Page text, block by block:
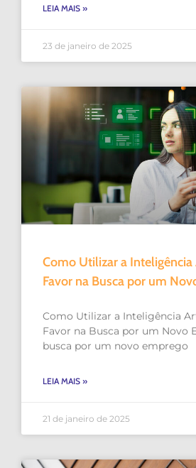
LEIA MAIS »
23 de janeiro de 2025
Como Utilizar a Inteligência
Favor na Busca por um
Como Utilizar a Inteligência
Favor na Busca por um Novo
busca por um novo emprego
LEIA MAIS »
21 de janeiro de 2025